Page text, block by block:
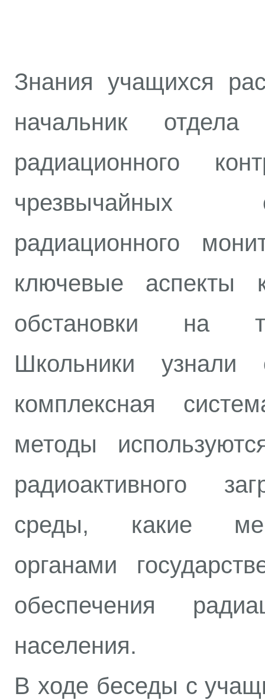
Знания учащихся
начальник
радиационного
чрезвычайных
радиационного
ключевые аспекты
обстановки на
Школьники
комплексная
методы
радиоактивного
среды, какие
органами
обеспечения
населения.
В ходе беседы с